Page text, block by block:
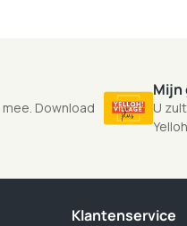
Download
Mijn
U
Klantenservice